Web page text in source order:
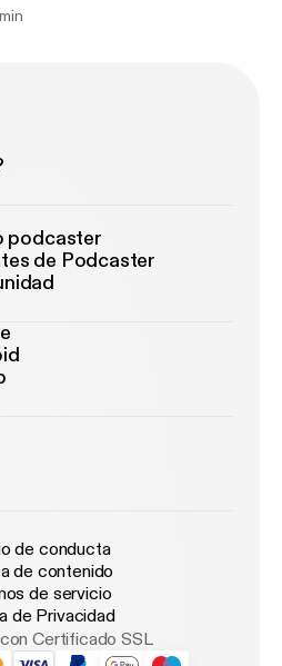
podcaster
de Podcaster
de conducta
de contenido
de servicio
de Privacidad
Certificado SSL